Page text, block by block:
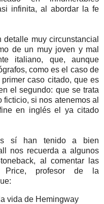
infinita, al abordar la fe
muy circunstancial
de un muy joven y mal
italiano, que, aunque
como es el caso de
caso citado, que es
el segundo: que se trata
si nos atenemos al
en inglés el ya citado
sí han tenido a bien
nos recuerda a algunos
al comentar las
Price, profesor de la
vida de Hemingway